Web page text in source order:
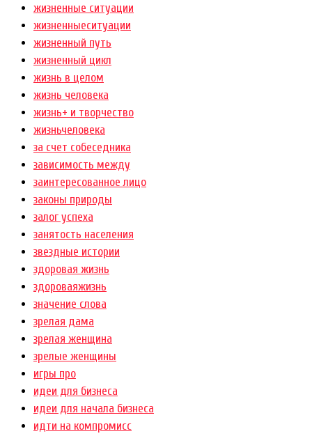
жизненные ситуации
жизненныеситуации
жизненный путь
жизненный цикл
жизнь в целом
жизнь человека
жизнь+ и творчество
жизньчеловека
за счет собеседника
зависимость между
заинтересованное лицо
законы природы
залог успеха
занятость населения
звездные истории
здоровая жизнь
здороваяжизнь
значение слова
зрелая дама
зрелая женщина
зрелые женщины
игры про
идеи для бизнеса
идеи для начала бизнеса
идти на компромисс